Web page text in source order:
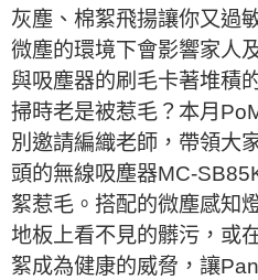
灰塵、棉絮飛揚讓你又過
微塵的環境下會影響家人
與吸塵器的刷毛卡著堆積
掃時老是被惹毛？本月
別邀請編織老師，帶領大
頭的無線吸塵器MC-
絮惹毛。搭配的微塵感知
地板上看不見的髒污，或
絮成為健康的威脅，讓